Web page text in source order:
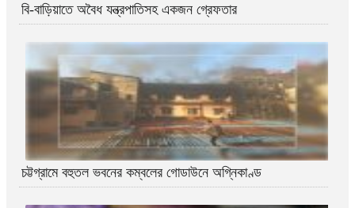
বি-বাড়িয়াতে অবৈধ যন্ত্রপাতিসহ একজন গ্রেফতার
চট্টগ্রামে বহুতল ভবনের কম্বলের গোডাউনে অগ্নিকাণ্ড